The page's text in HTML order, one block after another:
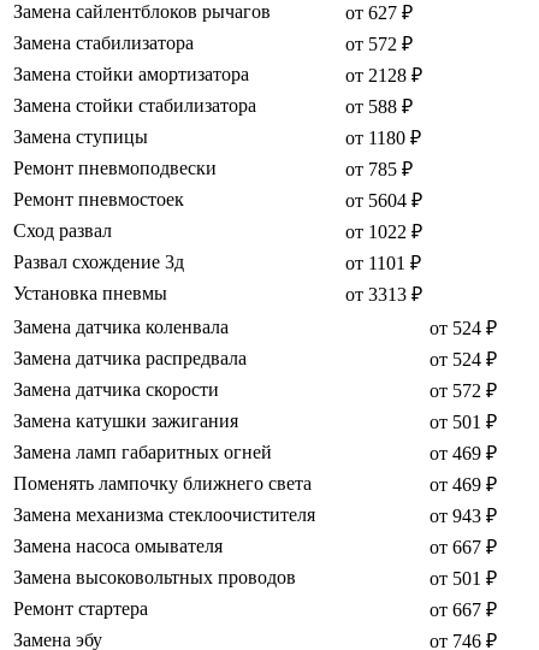
Замена сайлентблоков рычагов
от 627 ₽
Замена стабилизатора
от 572 ₽
Замена стойки амортизатора
от 2128 ₽
Замена стойки стабилизатора
от 588 ₽
Замена ступицы
от 1180 ₽
Ремонт пневмоподвески
от 785 ₽
Ремонт пневмостоек
от 5604 ₽
Сход развал
от 1022 ₽
Развал схождение 3д
от 1101 ₽
Установка пневмы
от 3313 ₽
Замена датчика коленвала
от 524 ₽
Замена датчика распредвала
от 524 ₽
Замена датчика скорости
от 572 ₽
Замена катушки зажигания
от 501 ₽
Замена ламп габаритных огней
от 469 ₽
Поменять лампочку ближнего света
от 469 ₽
Замена механизма стеклоочистителя
от 943 ₽
Замена насоса омывателя
от 667 ₽
Замена высоковольтных проводов
от 501 ₽
Ремонт стартера
от 667 ₽
Замена эбу
от 746 ₽